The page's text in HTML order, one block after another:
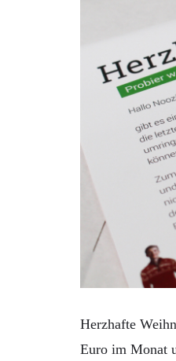
Herzhafte
Euro im Monat